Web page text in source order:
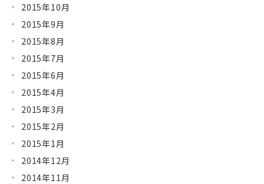
2015年10月
2015年9月
2015年8月
2015年7月
2015年6月
2015年4月
2015年3月
2015年2月
2015年1月
2014年12月
2014年11月